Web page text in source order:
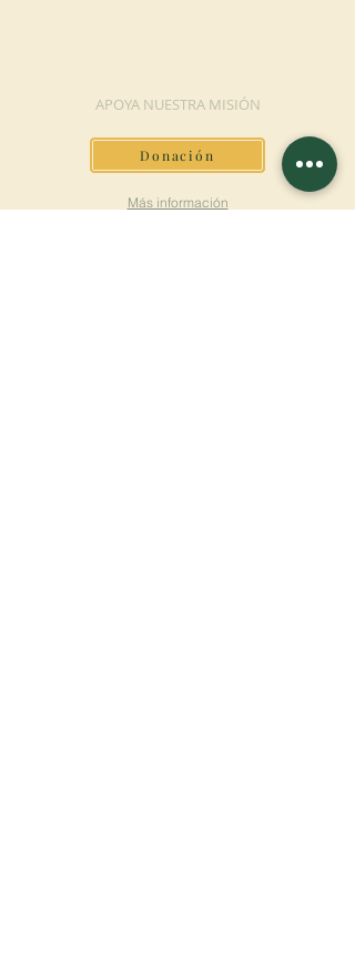
APOYA NUESTRA MISIÓN
Donación
Más información